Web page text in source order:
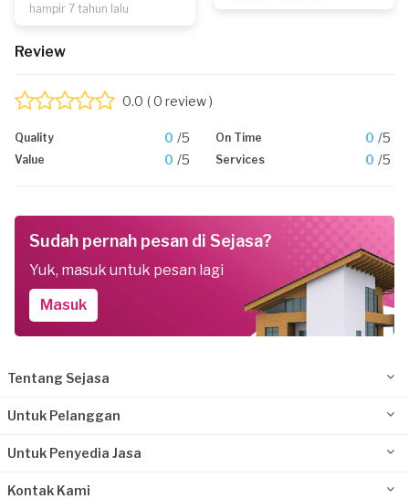
hampir 7 tahun lalu
Review
0.0 ( 0 review )
Quality 0 /5 On Time 0 /5
Value 0 /5 Services 0 /5
Sudah pernah pesan di Sejasa?
Yuk, masuk untuk pesan lagi
Masuk
Tentang Sejasa
Untuk Pelanggan
Untuk Penyedia Jasa
Kontak Kami